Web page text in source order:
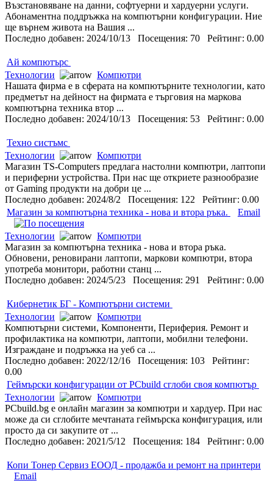
Възстановяване на данни, софтуерни и хардуерни услуги.
Абонаментна поддръжка на компютърни конфигурации. Ние
ще върнем живота на Вашия ...
Последно добавен: 2024/10/13 Посещения: 70 Рейтинг: 0.00
Ай компютърс
Технологии
Компютри
Нашата фирма е в сферата на компютърните технологии, като
предметът на дейност на фирмата е търговия на маркова
компютърна техника втор ...
Последно добавен: 2024/10/13 Посещения: 53 Рейтинг: 0.00
Техно систъмс
Технологии
Компютри
Магазин TS-Computers предлага настолни компютри, лаптопи
и периферни устройства. При нас ще откриете разнообразие
от Gaming продукти на добри це ...
Последно добавен: 2024/8/2 Посещения: 122 Рейтинг: 0.00
Магазин за компютърна техника - нова и втора ръка.
Email
Технологии
Компютри
Магазин за компютърна техника - нова и втора ръка.
Обновени, реновирани лаптопи, маркови компютри, втора
употреба монитори, работни станц ...
Последно добавен: 2024/5/23 Посещения: 291 Рейтинг: 0.00
Кибернетик БГ - Компютърни системи
Технологии
Компютри
Компютърни системи, Компоненти, Периферия. Ремонт и
профилактика на компютри, лаптопи, мобилни телефони.
Изграждане и подръжка на уеб са ...
Последно добавен: 2022/12/16 Посещения: 103 Рейтинг:
0.00
Геймърски конфигурации от PCbuild сглоби своя компютър
Технологии
Компютри
PCbuild.bg е онлайн магазин за компютри и хардуер. При нас
може да си сглобите мечтаната геймърска конфигурация, или
просто да си закупите от ...
Последно добавен: 2021/5/12 Посещения: 184 Рейтинг: 0.00
Копи Тонер Сервиз ЕООД - продажба и ремонт на принтери
Email